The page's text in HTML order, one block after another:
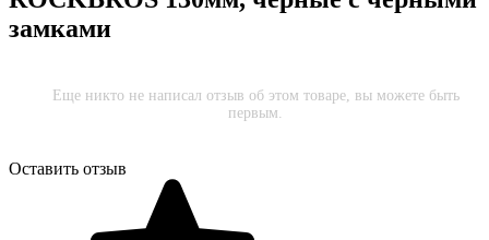
замками
Еще никто не написал отзыв об этом товаре, вы можете быть
первым.
Оставить отзыв